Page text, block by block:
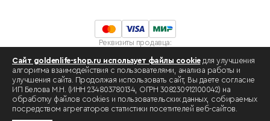
Реквизиты продавца:
ОГРНИП: 308230912100042
ИНН: 234803780134 .
Разработка сайта -swat.one
Сайт goldenlife-shop.ru использует файлы cookieдля улучшения
алгоритма взаимодействия с пользователями, анализа работы и
улучшения сайта. Продолжая использовать сайт, Вы даете согласие
ИП Белова М.Н. (ИНН 234803780134, ОГРН 308230912100042) на
обработку файлов cookies и пользовательских данных, собираемых
посредством агрегаторов статистики посетителей веб-сайтов.